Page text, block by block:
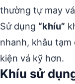
thường tự may
Sử dụng “khíu”
nhanh, khâu
kiện vá kỹ hơn.
Khíu sử